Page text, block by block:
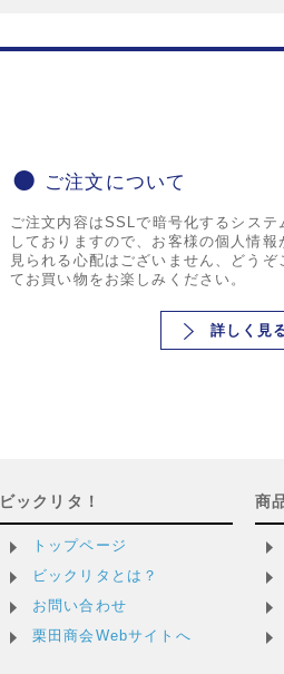
ご注文について
ご注文内容はSSLで暗号化するシステ
しておりますので、お客様の個人情報
見られる心配はございません、どうぞ
てお買い物をお楽しみください。
詳しく見
ビックリタ！
トップページ
ビックリタとは？
お問い合わせ
栗田商会Webサイトへ
商